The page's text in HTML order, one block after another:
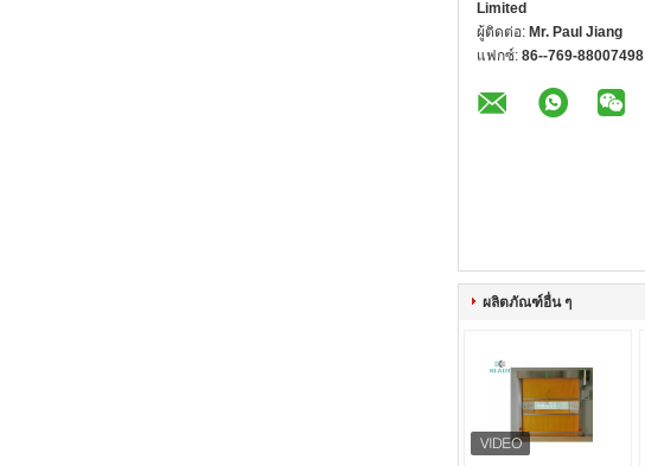
Limited
ผู้ติดต่อ: Mr. Paul Jiang
แฟกซ์: 86--769-88007498
ผลิตภัณฑ์อื่น ๆ